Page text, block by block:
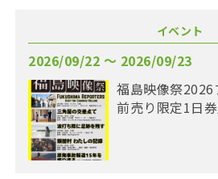
イベント
2026/09/22 〜 2026/09/23
福島映像祭2026
前売り限定1日